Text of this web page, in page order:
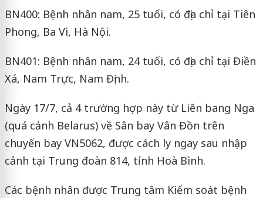
BN400: Bệnh nhân nam, 25 tuổi, có địa chỉ tại Tiên
Phong, Ba Vì, Hà Nội.
BN401: Bệnh nhân nam, 24 tuổi, có địa chỉ tại Điền
Xá, Nam Trực, Nam Định.
Ngày 17/7, cả 4 trường hợp này từ Liên bang Nga
(quá cảnh Belarus) về Sân bay Vân Đồn trên
chuyến bay VN5062, được cách ly ngay sau nhập
cảnh tại Trung đoàn 814, tỉnh Hoà Bình.
Các bệnh nhân được Trung tâm Kiểm soát bệnh